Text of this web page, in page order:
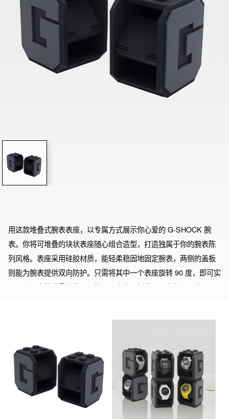
用这款堆叠式腕表表座，以专属方式展示你心爱的 G-SHOCK 腕
表。你将可堆叠的块状表座随心组合造型，打造独属于你的腕表陈
列风格。表座采用硅胶材质，能轻柔稳固地固定腕表，两侧的盖板
则能为腕表提供双向防护。只需将其中一个表座旋转 90 度，即可实
现不同朝向的堆叠摆放，既能凸显表座两侧的 “G” 字标识设计，又
**：请勿堆叠三个及以上表座，以免因重心不稳而倾倒。 <其他说明
> ・请注意，购买本产品不包含图中展示的任何 G-SHOCK 腕表及
其他用于展示的配件。 ・由于不同显示设备的成像差异，实际产品
颜色可能与图片所示略有不同。 ・批次不同，产品会有细微差别，